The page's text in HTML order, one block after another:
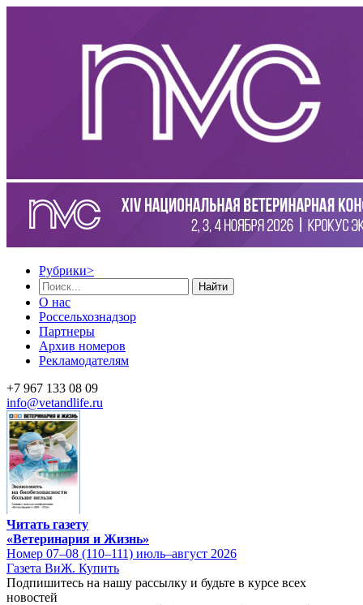
Рубрики>
Найти
О нас
Россельхознадзор
Партнеры
Архив номеров
Рекламодателям
+7 967 133 08 09
info@vetandlife.ru
Читать газету
«Ветеринария и Жизнь»
Номер 07–08 (110–111) июль–август 2026
Газета ВиЖ. Купить
Подпишитесь на нашу рассылку и будьте в курсе всех
новостей